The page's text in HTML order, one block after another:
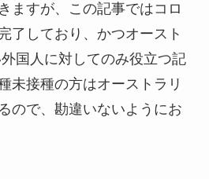
ますが、この記事ではコロ
了しており、かつオースト
国人に対してのみ役立つ記
未接種の方はオーストラリ
ので、勘違いないようにお